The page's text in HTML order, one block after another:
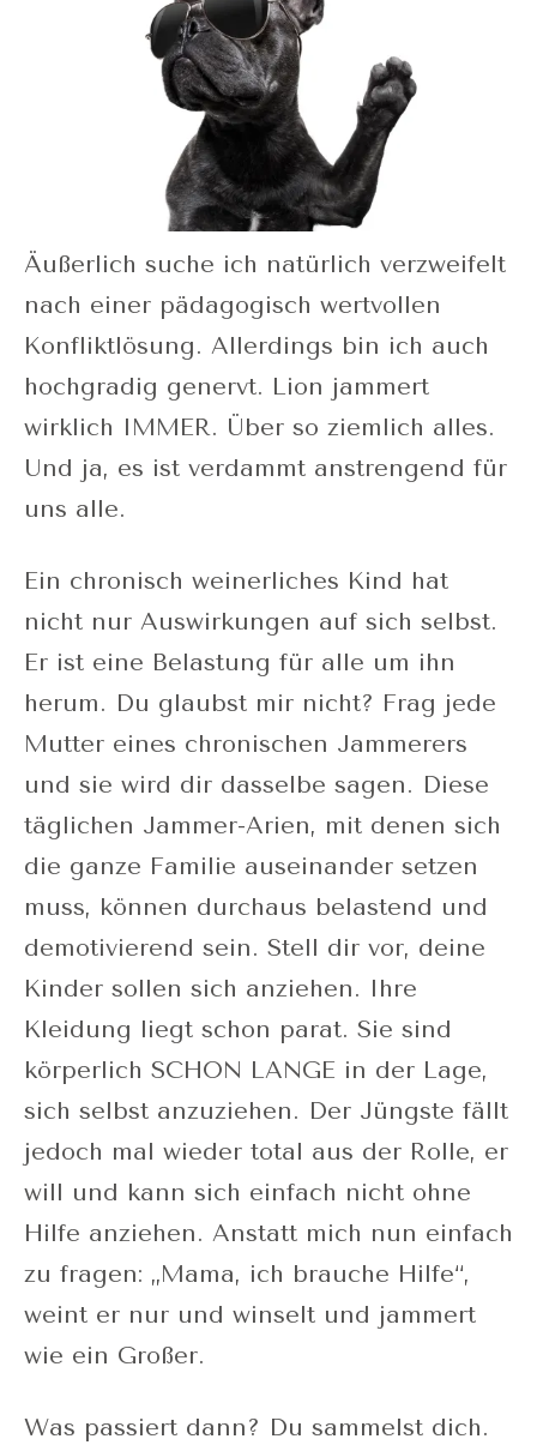
Äußerlich suche ich natürlich verzweifelt
nach einer pädagogisch wertvollen
Konfliktlösung. Allerdings bin ich auch
hochgradig genervt. Lion jammert
wirklich IMMER. Über so ziemlich alles.
Und ja, es ist verdammt anstrengend für
uns alle.
Ein chronisch weinerliches Kind hat
nicht nur Auswirkungen auf sich selbst.
Er ist eine Belastung für alle um ihn
herum. Du glaubst mir nicht? Frag jede
Mutter eines chronischen Jammerers
und sie wird dir dasselbe sagen. Diese
täglichen Jammer-Arien, mit denen sich
die ganze Familie auseinander setzen
muss, können durchaus belastend und
demotivierend sein. Stell dir vor, deine
Kinder sollen sich anziehen. Ihre
Kleidung liegt schon parat. Sie sind
körperlich SCHON LANGE in der Lage,
sich selbst anzuziehen. Der Jüngste fällt
jedoch mal wieder total aus der Rolle, er
will und kann sich einfach nicht ohne
Hilfe anziehen. Anstatt mich nun einfach
zu fragen: „Mama, ich brauche Hilfe“,
weint er nur und winselt und jammert
wie ein Großer.
Was passiert dann? Du sammelst dich.